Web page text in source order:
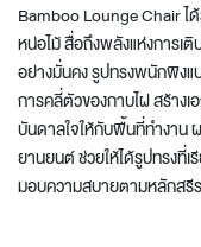
Bamboo Lounge Chair ไ
หน่อไม้ สื่อถึงพลังแห่งการเติ
อย่างมั่นคง รูปทรงพนักพิงแ
การคลี่ตัวของกาบไผ่ สร้าง
บันดาลใจให้กับพื้นที่ทำงา
ยานยนต์ ช่วยให้ได้รูปทรงที่
มอบความสบายตามหลักสรี